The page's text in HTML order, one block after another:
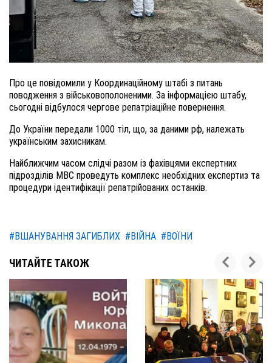
Про це повідомили у Координаційному штабі з питань
поводження з військовополоненими. За інформацією штабу,
сьогодні відбулося чергове репатріаційне повернення.
До України передали 1000 тіл, що, за даними рф, належать
українським захисникам.
Найближчим часом слідчі разом із фахівцями експертних
підрозділів МВС проведуть комплекс необхідних експертиз та
процедури ідентифікації репатрійованих останків.
#ВШАНУВАННЯ ЗАГИБЛИХ #ВІЙНА #ВОЇНИ
ЧИТАЙТЕ ТАКОЖ